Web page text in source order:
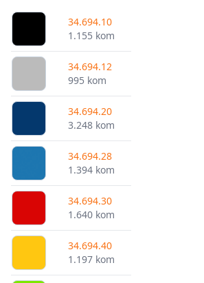
34.694.10
1.155 kom
34.694.12
995 kom
34.694.20
3.248 kom
34.694.28
1.394 kom
34.694.30
1.640 kom
34.694.40
1.197 kom